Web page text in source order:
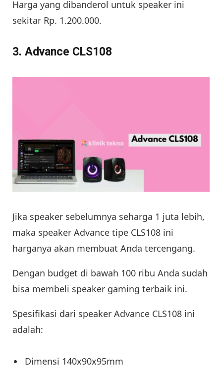
Harga yang dibanderol untuk speaker ini
sekitar Rp. 1.200.000.
3. Advance CLS108
Jika speaker sebelumnya seharga 1 juta lebih,
maka speaker Advance tipe CLS108 ini
harganya akan membuat Anda tercengang.
Dengan budget di bawah 100 ribu Anda sudah
bisa membeli speaker gaming terbaik ini.
Spesifikasi dari speaker Advance CLS108 ini
adalah:
Dimensi 140x90x95mm